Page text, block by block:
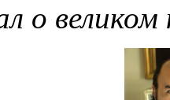
о великом